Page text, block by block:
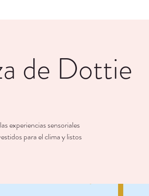
de Dottie
experiencias sensoriales
para el clima y listos